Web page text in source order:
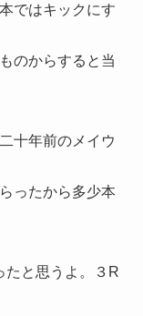
ではキックにす
のからすると当
十年前のメイウ
ったから多少本
たと思うよ。３R